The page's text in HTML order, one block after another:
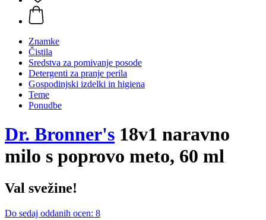
Znamke
Čistila
Sredstva za pomivanje posode
Detergenti za pranje perila
Gospodinjski izdelki in higiena
Teme
Ponudbe
Dr. Bronner's 18v1 naravno
milo s poprovo meto, 60 ml
Val svežine!
Do sedaj oddanih ocen: 8